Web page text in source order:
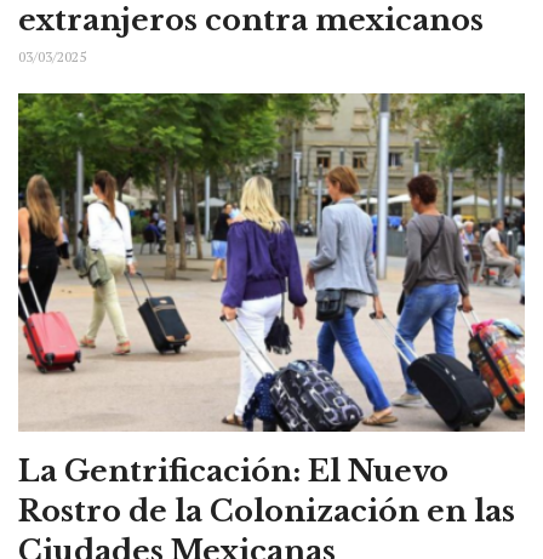
extranjeros contra mexicanos
03/03/2025
La Gentrificación: El Nuevo
Rostro de la Colonización en las
Ciudades Mexicanas